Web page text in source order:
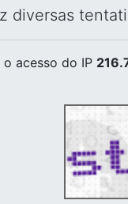
diversas
o acesso do IP